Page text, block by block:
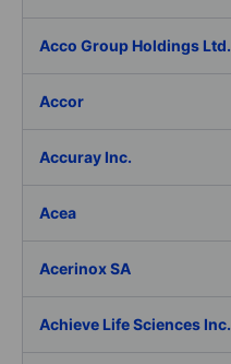
Acco Group Holdings Ltd.
Accor
Accuray Inc.
Acea
Acerinox SA
Achieve Life Sciences Inc.